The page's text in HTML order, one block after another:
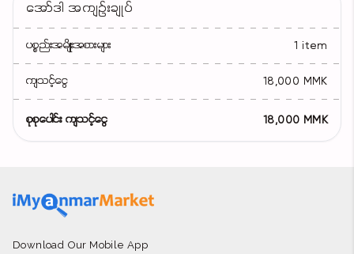
အော်ဒါ အကျဉ်းချုပ်
ပစ္စည်းအမျိုးအစားများ 1 item
ကျသင့်ငွေ 18,000 MMK
စုစုပေါင်း ကျသင့်ငွေ 18,000 MMK
Download Our Mobile App